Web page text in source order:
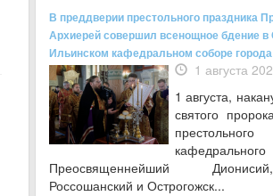
В преддверии престольного праздника
Архиерей совершил всенощное бдение в
Ильинском кафедральном соборе
1 августа
1 августа,
святого
Преосвященнейший
Россошанский и Острогожск...